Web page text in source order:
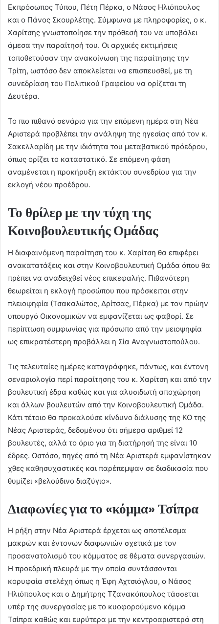
Εκπρόσωπος Τύπου, Πέτη Πέρκα, ο Νάσος Ηλιόπουλος
και ο Πάνος Σκουρλέτης. Σύμφωνα με πληροφορίες, ο κ.
Χαρίτσης γνωστοποίησε την πρόθεσή του να υποβάλει
άμεσα την παραίτησή του. Οι αρχικές εκτιμήσεις
τοποθετούσαν την ανακοίνωση της παραίτησης την
Τρίτη, ωστόσο δεν αποκλείεται να επισπευσθεί, με τη
συνεδρίαση του Πολιτικού Γραφείου να ορίζεται τη
Δευτέρα.
Το πιο πιθανό σενάριο για την επόμενη ημέρα στη Νέα
Αριστερά προβλέπει την ανάληψη της ηγεσίας από τον κ.
Σακελλαρίδη με την ιδιότητα του μεταβατικού πρόεδρου,
όπως ορίζει το καταστατικό. Σε επόμενη φάση
αναμένεται η προκήρυξη εκτάκτου συνεδρίου για την
εκλογή νέου προέδρου.
Το θρίλερ με την τύχη της
Κοινοβουλευτικής Ομάδας
Η διαφαινόμενη παραίτηση του κ. Χαρίτση θα επιφέρει
ανακατατάξεις και στην Κοινοβουλευτική Ομάδα όπου θα
πρέπει να αναδειχθεί νέος επικεφαλής. Πιθανότερη
θεωρείται η εκλογή προσώπου που πρόσκειται στην
πλειοψηφία (Τσακαλώτος, Δρίτσας, Πέρκα) με τον πρώην
υπουργό Οικονομικών να εμφανίζεται ως φαβορί. Σε
περίπτωση συμφωνίας για πρόσωπο από την μειοψηφία
ως επικρατέστερη προβάλλει η Σία Αναγνωστοπούλου.
Τις τελευταίες ημέρες καταγράφηκε, πάντως, και έντονη
σεναριολογία περί παραίτησης του κ. Χαρίτση και από την
βουλευτική έδρα καθώς και για αλυσιδωτή αποχώρηση
και άλλων βουλευτών από την Κοινοβουλευτική Ομάδα.
Κάτι τέτοιο θα προκαλούσε κίνδυνο διάλυσης της ΚΟ της
Νέας Αριστεράς, δεδομένου ότι σήμερα αριθμεί 12
βουλευτές, αλλά το όριο για τη διατήρησή της είναι 10
έδρες. Ωστόσο, πηγές από τη Νέα Αριστερά εμφανίστηκαν
χθες καθησυχαστικές και παρέπεμψαν σε διαδικασία που
θυμίζει «βελούδινο διαζύγιο».
Διαφωνίες για το «κόμμα» Τσίπρα
Η ρήξη στην Νέα Αριστερά έρχεται ως αποτέλεσμα
μακρών και έντονων διαφωνιών σχετικά με τον
προσανατολισμό του κόμματος σε θέματα συνεργασιών.
Η προεδρική πλευρά με την οποία συντάσσονται
κορυφαία στελέχη όπως η Έφη Αχτσιόγλου, ο Νάσος
Ηλιόπουλος και ο Δημήτρης Τζανακόπουλος τάσσεται
υπέρ της συνεργασίας με το κυοφορούμενο κόμμα
Τσίπρα καθώς και ευρύτερα με την κεντροαριστερά στη